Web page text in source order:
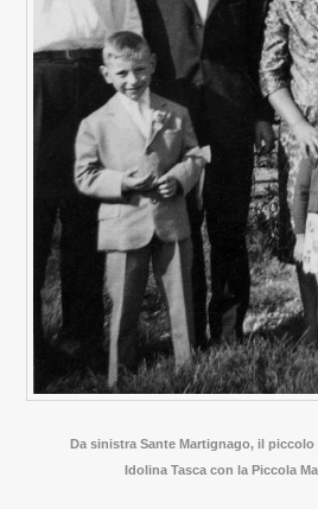
Da sinistra Sante Martignago, il piccolo
Idolina Tasca con la Piccola